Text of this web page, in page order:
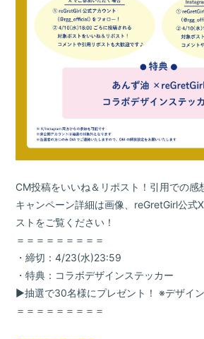
会員登録 ロ
FC Radio
CM投稿をいいね＆リポスト！引用での感
キャンペーン詳細は画像、reGretGirl公式
ストをご覧ください！
＝＝＝＝＝＝＝＝＝
・締切：4/23(水)23:59
・特典：コラボデザインステッカー
▶抽選で30名様にプレゼント！ ※デザイ
＝＝＝＝＝＝＝＝＝